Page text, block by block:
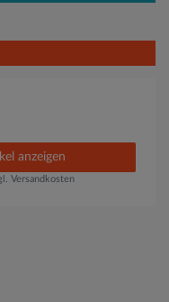
anzeigen
Versandkosten